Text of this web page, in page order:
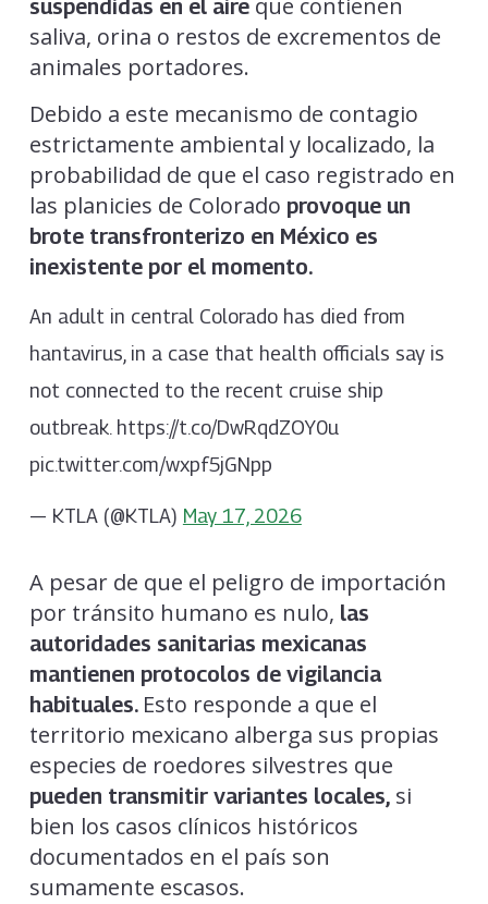
suspendidas en el aire
saliva, orina o restos de excrementos de
animales portadores.
Debido a este mecanismo de contagio
estrictamente ambiental y localizado, la
probabilidad de que el caso registrado en
las planicies de Colorado provoque un
brote transfronterizo en México es
inexistente por el momento.
An adult in central Colorado has died from
hantavirus, in a case that health officials say is
not connected to the recent cruise ship
outbreak. https://t.co/DwRqdZOY0u
pic.twitter.com/wxpf5jGNpp
— KTLA (@KTLA) May 17, 2026
A pesar de que el peligro de importación
por tránsito humano es nulo, las
autoridades sanitarias mexicanas
mantienen protocolos de vigilancia
habituales. Esto responde a que el
territorio mexicano alberga sus propias
especies de roedores silvestres que
pueden transmitir variantes locales,si
bien los casos clínicos históricos
documentados en el país son
sumamente escasos.